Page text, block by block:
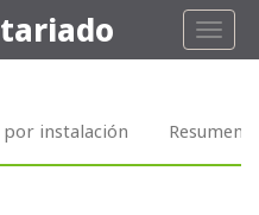
Toggle
por instalación Resumen